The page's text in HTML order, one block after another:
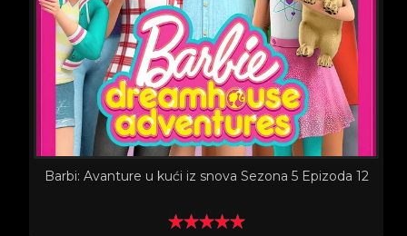
Barbi: Avanture u kući iz snova Sezona 5 Epizoda 12